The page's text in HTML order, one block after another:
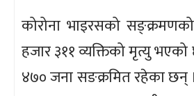
कोरोना भाइरसको
हजार ३११ व्यक्तिको मृत्यु
४७० जना सङक्रमित रहेका छन् ।